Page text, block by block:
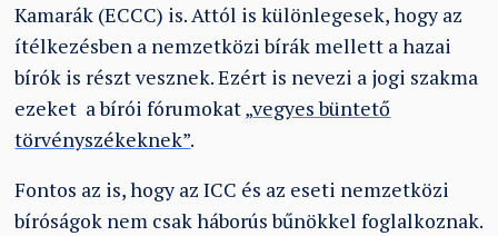
Kamarák (ECCC) is. Attól is különlegesek, hogy az
ítélkezésben a nemzetközi bírák mellett a hazai
bírók is részt vesznek. Ezért is nevezi a jogi szakma
ezeket a bírói fórumokat„vegyes büntető
törvényszékeknek”.
Fontos az is, hogy az ICC és az eseti nemzetközi
bíróságok nem csak háborús bűnökkel foglalkoznak.